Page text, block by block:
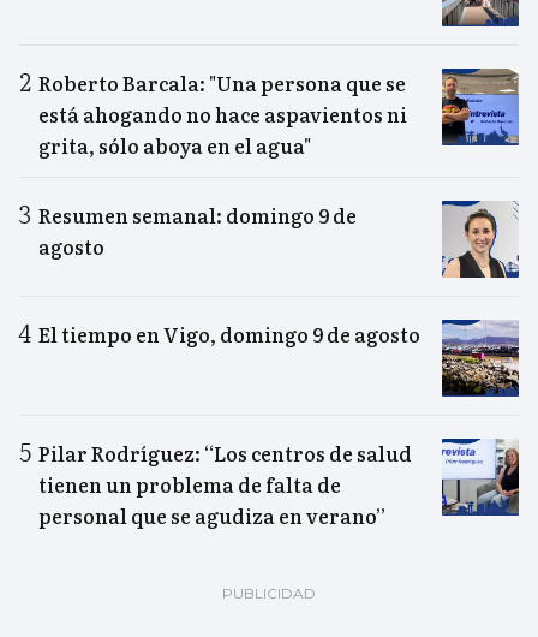
Roberto Barcala: "Una persona que se
está ahogando no hace aspavientos ni
grita, sólo aboya en el agua"
Resumen semanal: domingo 9 de
agosto
El tiempo en Vigo, domingo 9 de agosto
Pilar Rodríguez: “Los centros de salud
tienen un problema de falta de
personal que se agudiza en verano”